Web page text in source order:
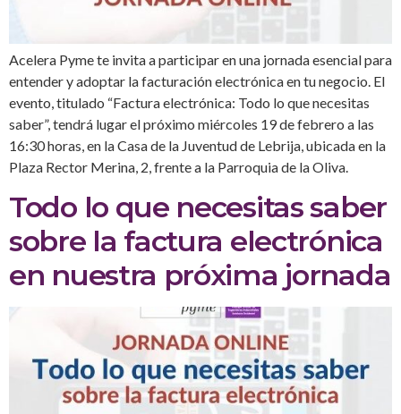
Acelera Pyme te invita a participar en una jornada esencial para
entender y adoptar la facturación electrónica en tu negocio. El
evento, titulado “Factura electrónica: Todo lo que necesitas
saber”, tendrá lugar el próximo miércoles 19 de febrero a las
16:30 horas, en la Casa de la Juventud de Lebrija, ubicada en la
Plaza Rector Merina, 2, frente a la Parroquia de la Oliva.
Todo lo que necesitas saber
sobre la factura electrónica
en nuestra próxima jornada